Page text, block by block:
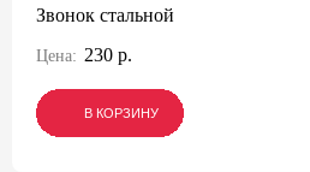
Звонок стальной
Цена: 230 р.
В КОРЗИНУ
В КОРЗИНУ
В КОРЗИНУ